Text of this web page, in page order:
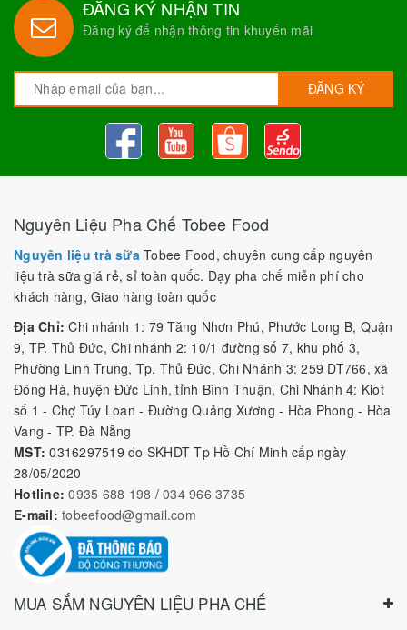
ĐĂNG KÝ NHẬN TIN
Đăng ký để nhận thông tin khuyến mãi
ĐĂNG KÝ
Nguyên Liệu Pha Chế Tobee Food
Nguyên liệu trà sữa Tobee Food, chuyên cung cấp nguyên
liệu trà sữa giá rẻ, sỉ toàn quốc. Dạy pha chế miễn phí cho
khách hàng, Giao hàng toàn quốc
Địa Chỉ: Chi nhánh 1: 79 Tăng Nhơn Phú, Phước Long B, Quận
9, TP. Thủ Đức, Chi nhánh 2: 10/1 đường số 7, khu phố 3,
Phường Linh Trung, Tp. Thủ Đức, Chi Nhánh 3: 259 DT766, xã
Đông Hà, huyện Đức Linh, tỉnh Bình Thuận, Chi Nhánh 4: Kiot
số 1 - Chợ Túy Loan - Đường Quảng Xương - Hòa Phong - Hòa
Vang - TP. Đà Nẵng
MST: 0316297519 do SKHDT Tp Hồ Chí Minh cấp ngày
28/05/2020
Hotline: 0935 688 198 / 034 966 3735
E-mail: tobeefood@gmail.com
MUA SẮM NGUYÊN LIỆU PHA CHẾ